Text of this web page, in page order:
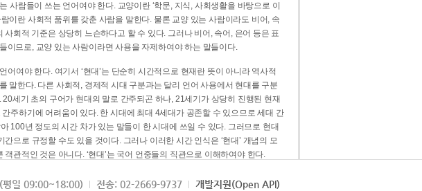
사람들이 쓰는 언어여야 한다. 교양이란 ‘학문, 지식, 사회생활을 바탕으로 이
이란 사회적 품위를 갖춘 사람을 말한다. 물론 교양 있는 사람이라도 비어, 속
사회적 기준은 상당히 느슨하다고 할 수 있다. 그러나 비어, 속어, 은어 등은 표
이므로, 교양 있는 사람이라면 사용을 자제하여야 하는 말들이다.
어여야 한다. 여기서 ‘현대’는 단순히 시간적으로 현재란 뜻이 아니라 역사적
말한다. 다른 사회적, 경제적 시대 구분과는 달리 언어 사용에서 현대를 구분
세기 초의 구어가 현대의 말로 간주되곤 하나, 21세기가 상당히 진행된 현재
주하기에 어려움이 있다. 한 시대에 최대 4세대가 공존할 수 있으므로 세대 간
100년 정도의 시간 차가 있는 말들이 한 시대에 쓰일 수 있다. 그러므로 현대
으로 규정할 수도 있을 것이다. 그러나 이러한 시간 인식은 ‘현대’ 개념의 모
관적인 것은 아니다. ‘현대’는 국어 언중들의 직관으로 이해하여야 한다.
어야 한다. 이는 표준어의 공용어적 성격을 가장 크게 드러내 주는 기준이다.
일 09:00~18:00) 전송: 02-2669-9737 개발지원(Open API)